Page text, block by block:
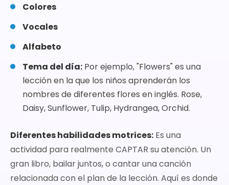
Colores
Vocales
Alfabeto
Tema del día: Por ejemplo, "Flowers" es una
lección en la que los niños aprenderán los
nombres de diferentes flores en inglés. Rose,
Daisy, Sunflower, Tulip, Hydrangea, Orchid.
Diferentes habilidades motrices: Es una
actividad para realmente CAPTAR su atención. Un
gran libro, bailar juntos, o cantar una canción
relacionada con el plan de la lección. Aquí es donde